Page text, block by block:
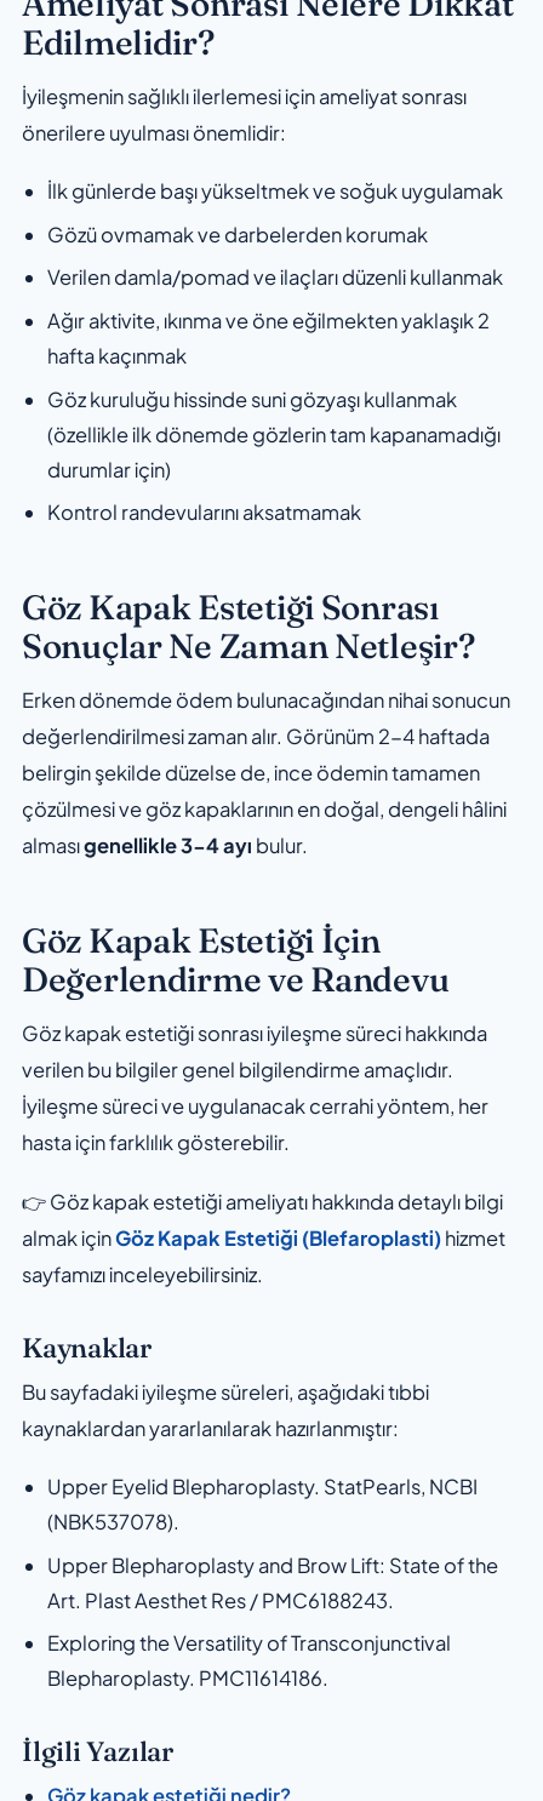
Edilmelidir?
İyileşmenin sağlıklı ilerlemesi için ameliyat sonrası
önerilere uyulması önemlidir:
İlk günlerde başı yükseltmek ve soğuk uygulamak
Gözü ovmamak ve darbelerden korumak
Verilen damla/pomad ve ilaçları düzenli kullanmak
Ağır aktivite, ıkınma ve öne eğilmekten yaklaşık 2
hafta kaçınmak
Göz kuruluğu hissinde suni gözyaşı kullanmak
(özellikle ilk dönemde gözlerin tam kapanamadığı
durumlar için)
Kontrol randevularını aksatmamak
Göz Kapak Estetiği Sonrası
Sonuçlar Ne Zaman Netleşir?
Erken dönemde ödem bulunacağından nihai sonucun
değerlendirilmesi zaman alır. Görünüm 2-4 haftada
belirgin şekilde düzelse de, ince ödemin tamamen
çözülmesi ve göz kapaklarının en doğal, dengeli hâlini
almasıgenellikle 3-4 ayı bulur.
Göz Kapak Estetiği İçin
Değerlendirme ve Randevu
Göz kapak estetiği sonrası iyileşme süreci hakkında
verilen bu bilgiler genel bilgilendirme amaçlıdır.
İyileşme süreci ve uygulanacak cerrahi yöntem, her
hasta için farklılık gösterebilir.
👉 Göz kapak estetiği ameliyatı hakkında detaylı bilgi
almak içinGöz Kapak Estetiği (Blefaroplasti)hizmet
sayfamızı inceleyebilirsiniz.
Kaynaklar
Bu sayfadaki iyileşme süreleri, aşağıdaki tıbbi
kaynaklardan yararlanılarak hazırlanmıştır:
Upper Eyelid Blepharoplasty. StatPearls, NCBI
(NBK537078).
Upper Blepharoplasty and Brow Lift: State of the
Art. Plast Aesthet Res / PMC6188243.
Exploring the Versatility of Transconjunctival
Blepharoplasty. PMC11614186.
İlgili Yazılar
Göz kapak estetiği nedir?